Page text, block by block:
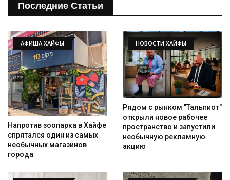
Последние Статьи
АФИША ХАЙФЫ
Напротив зоопарка в Хайфе
спрятался один из самых
необычных магазинов
города
НОВОСТИ ХАЙФЫ
Рядом с рынком "Тальпиот"
открыли новое рабочее
пространство и запустили
необычную рекламную
акцию